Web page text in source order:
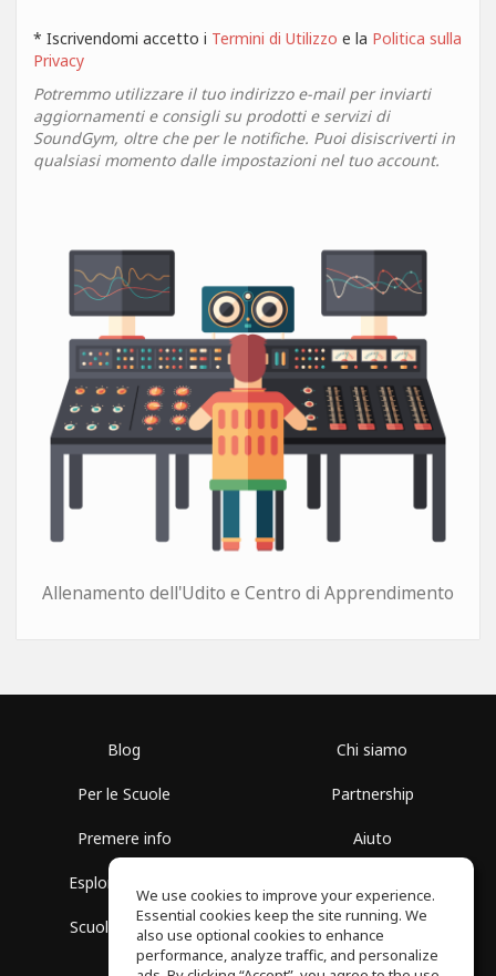
* Iscrivendomi accetto i Termini di Utilizzo e la Politica sulla
Privacy
Potremmo utilizzare il tuo indirizzo e-mail per inviarti
aggiornamenti e consigli su prodotti e servizi di
SoundGym, oltre che per le notifiche. Puoi disiscriverti in
qualsiasi momento dalle impostazioni nel tuo account.
Allenamento dell'Udito e Centro di Apprendimento
Blog
Per le Scuole
Premere info
Esplora i Gruppi
Scuola gratuita
Chi siamo
Partnership
Aiuto
Politica sulla Privacy
We use cookies to improve your experience.
Essential cookies keep the site running. We
also use optional cookies to enhance
performance, analyze traffic, and personalize